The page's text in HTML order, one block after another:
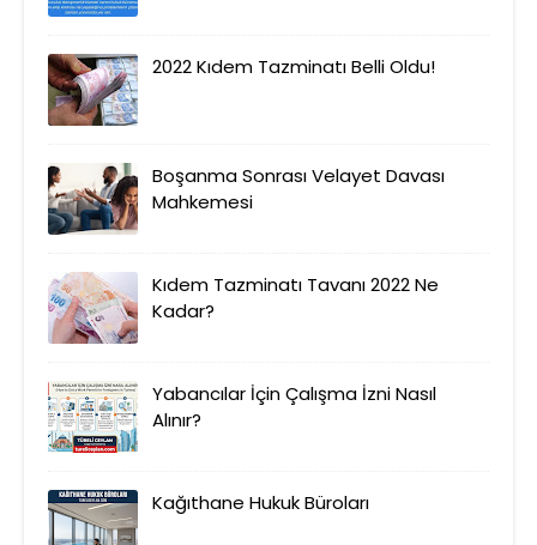
2022 Kıdem Tazminatı Belli Oldu!
Boşanma Sonrası Velayet Davası
Mahkemesi
Kıdem Tazminatı Tavanı 2022 Ne
Kadar?
Yabancılar İçin Çalışma İzni Nasıl
Alınır?
Kağıthane Hukuk Büroları